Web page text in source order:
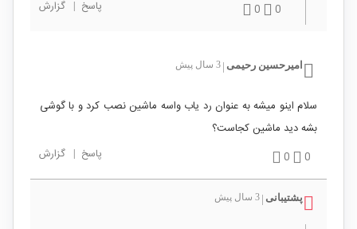
0
0 پاسخ | گزارش
امیرحسین رحیمی 3 سال پیش
سلام اینو میشه به عنوان رد یاب واسه ماشین نصب کرد و با گوشی
بشه دید ماشین کجاست؟
0
0 پاسخ | گزارش
پشتیبانی 3 سال پیش